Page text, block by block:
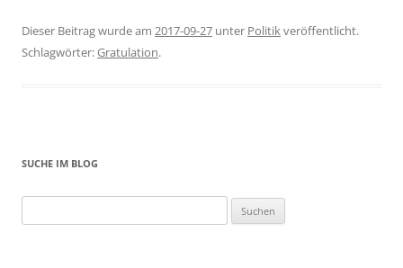
Dieser Beitrag wurde am 2017-09-27 unter Politikveröffentlicht.
Schlagwörter:Gratulation.
SUCHE IM BLOG
nach: